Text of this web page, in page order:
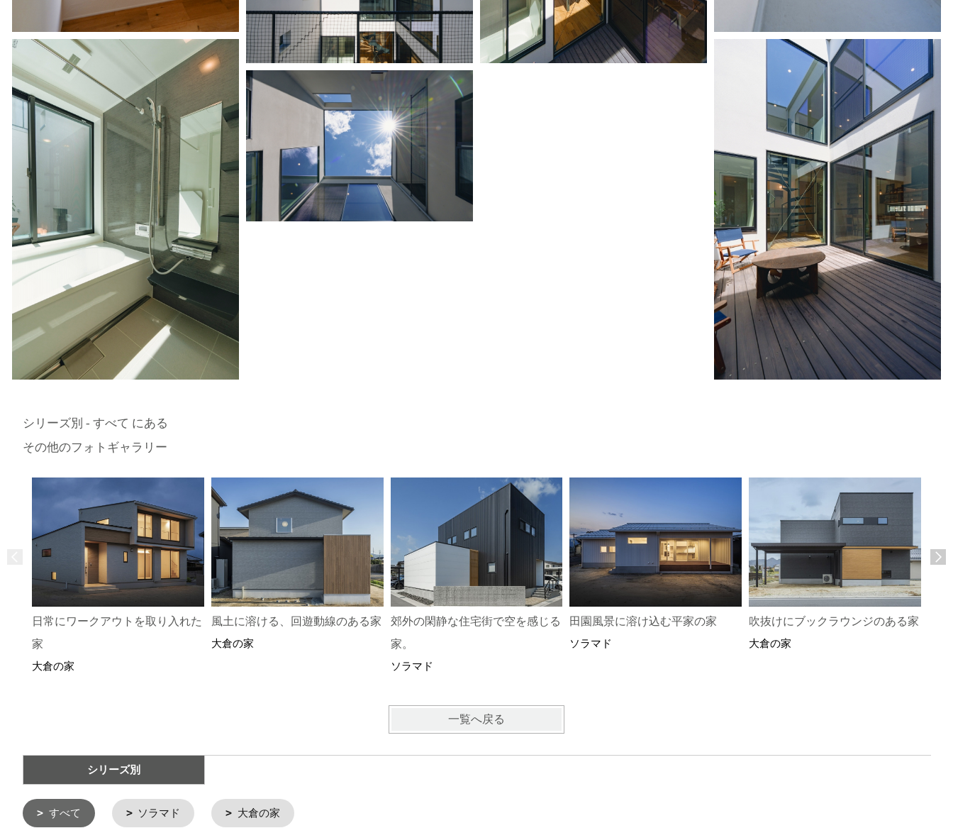
シリーズ別 - すべて にある
その他のフォトギャラリー
日常にワークアウトを取り入れた
家
大倉の家
風土に溶ける、回遊動線のある家
大倉の家
郊外の閑静な住宅街で空を感じる
家。
ソラマド
田園風景に溶け込む平家の家
ソラマド
吹抜けにブックラウンジのある家
大倉の家
一覧へ戻る
シリーズ別
すべて ソラマド 大倉の家